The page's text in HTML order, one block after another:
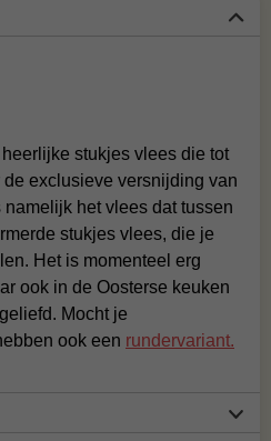
stukjes vlees die tot
exclusieve versnijding van
het vlees dat tussen
stukjes vlees, die je
Het is momenteel erg
ook in de Oosterse keuken
Mocht je
ook een rundervariant.